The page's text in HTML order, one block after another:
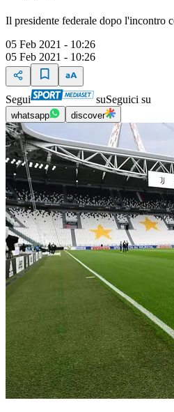
Il presidente federale dopo
05 Feb 2021 - 10:26
05 Feb 2021 - 10:26
Segui suSeguici su
whatsapp discover